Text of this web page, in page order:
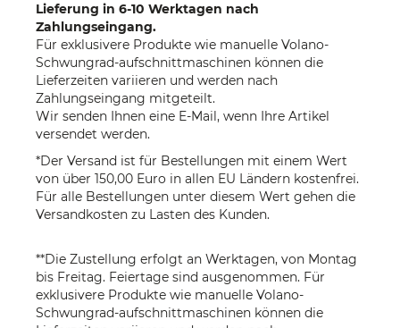
Lieferung in 6-10 Werktagen nach
Zahlungseingang.
Für exklusivere Produkte wie manuelle Volano-
Schwungrad-aufschnittmaschinen können die
Lieferzeiten variieren und werden nach
Zahlungseingang mitgeteilt.
Wir senden Ihnen eine E-Mail, wenn Ihre Artikel
versendet werden.
*Der Versand ist für Bestellungen mit einem Wert
von über 150,00 Euro in allen EU Ländern kostenfrei.
Für alle Bestellungen unter diesem Wert gehen die
Versandkosten zu Lasten des Kunden.
**Die Zustellung erfolgt an Werktagen, von Montag
bis Freitag. Feiertage sind ausgenommen. Für
exklusivere Produkte wie manuelle Volano-
Schwungrad-aufschnittmaschinen können die